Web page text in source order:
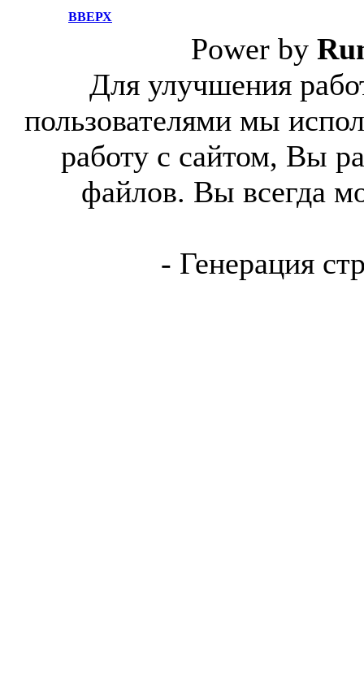
ВВЕРХ
Power by
Для улучшения
пользователями мы
работу с сайтом, Вы
файлов. Вы всегда
- Генерация